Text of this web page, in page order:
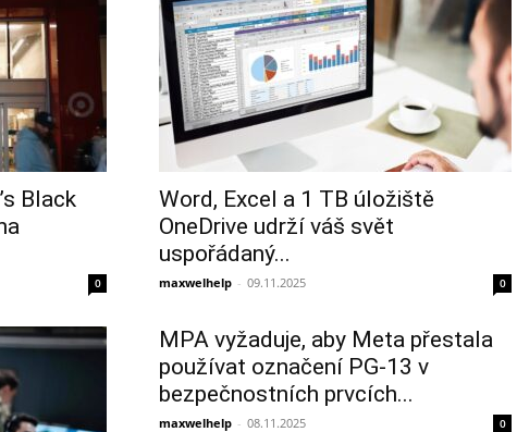
Black
0
Word, Excel a 1 TB úložiště
OneDrive udrží váš svět
uspořádaný...
maxwelhelp - 09.11.2025 0
MPA vyžaduje, aby Meta přestala
používat označení PG-13 v
bezpečnostních prvcích...
maxwelhelp - 08.11.2025 0